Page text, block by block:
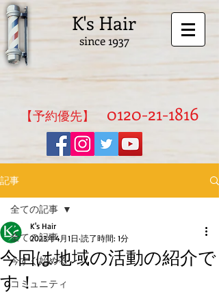
K's Hair
since 1937
​【予約優先】 0120-21-1816
記事
全ての記事
今すぐ始める
コミュニティ
全ての記事
今回は地域の活動の紹介で
す！
K's Hair
2023年4月1日 読了時間: 1分